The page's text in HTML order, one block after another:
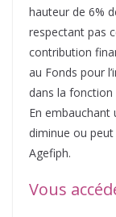
hauteur de 6%
respectant pas
contribution
au Fonds pour
dans la fonction
En embauchant
diminue ou
Agefiph.
Vous